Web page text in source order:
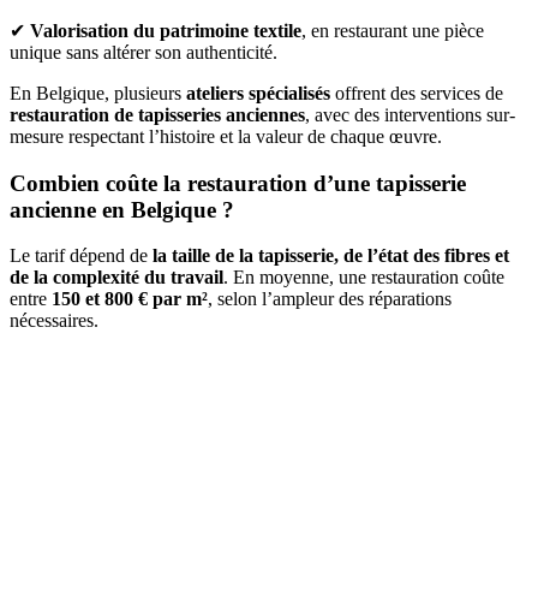
✔ Valorisation du patrimoine textile, en restaurant une pièce
unique sans altérer son authenticité.
En Belgique, plusieurs ateliers spécialisés offrent des services de
restauration de tapisseries anciennes, avec des interventions sur-
mesure respectant l’histoire et la valeur de chaque œuvre.
Combien coûte la restauration d’une tapisserie
ancienne en Belgique ?
Le tarif dépend de la taille de la tapisserie, de l’état des fibres et
de la complexité du travail. En moyenne, une restauration coûte
entre 150 et 800 € par m², selon l’ampleur des réparations
nécessaires.